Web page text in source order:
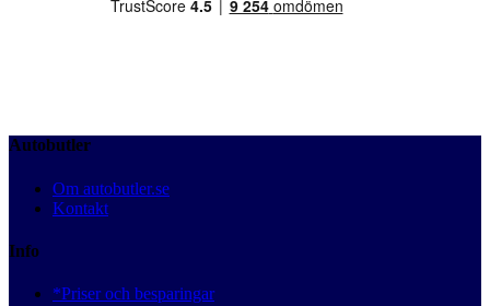
Autobutler
Om autobutler.se
Kontakt
Info
*Priser och besparingar